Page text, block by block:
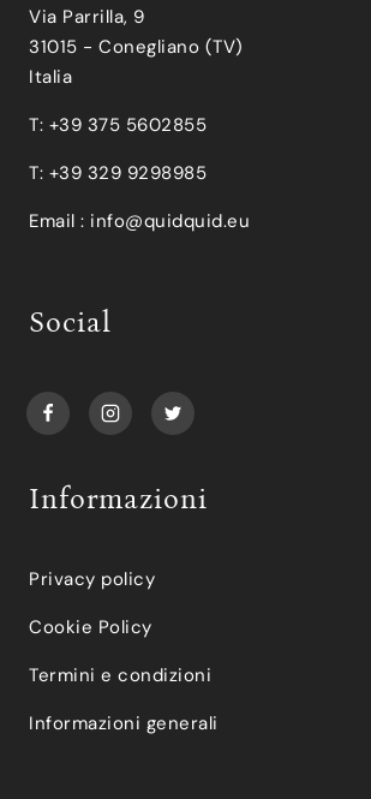
Via Parrilla, 9
31015 - Conegliano (TV)
Italia
T: +39 375 5602855
T: +39 329 9298985
Email : info@quidquid.eu
Social
Informazioni
Privacy policy
Cookie Policy
Termini e condizioni
Informazioni generali